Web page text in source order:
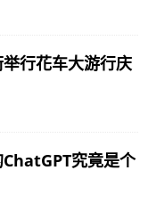
举行花车大游行庆
ChatGPT究竟是个